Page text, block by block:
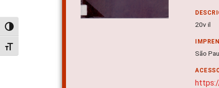
Alternar alto contraste
Alternar tamanho da fonte
20v il
São